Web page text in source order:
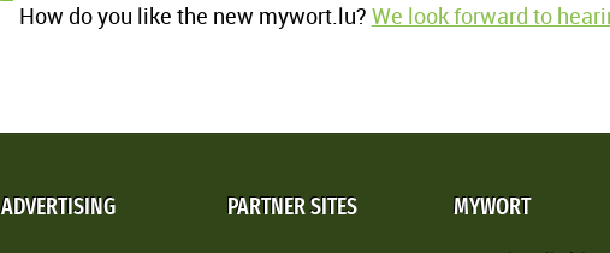
How do you like the new mywort.lu? We look forward to
ADVERTISING PARTNER SITES MYWORT